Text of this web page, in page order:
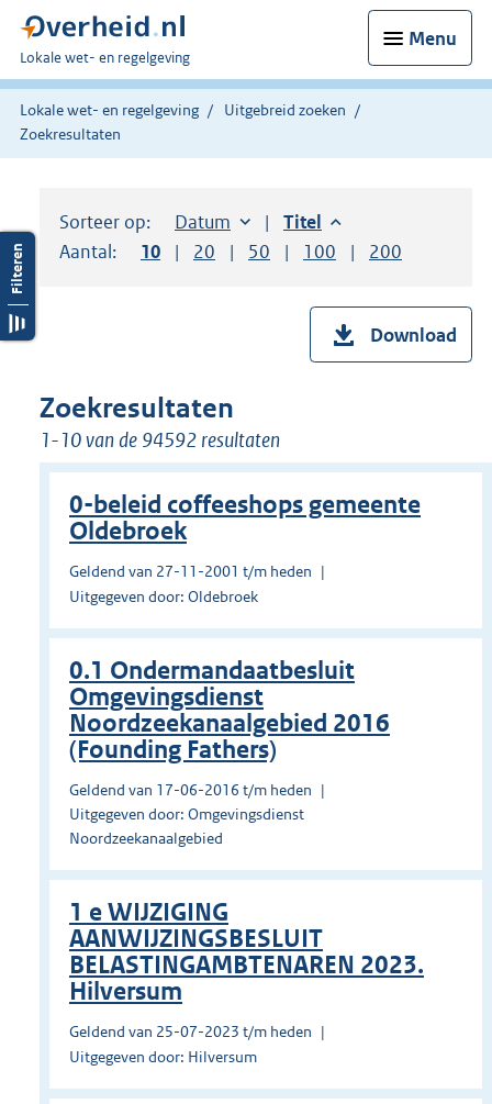
Menu
U
bent
hier:
Lokale wet- en regelgeving
Lokale wet- en regelgeving
Uitgebreid zoeken
Zoekresultaten
Sorteer op: Sorteer op:
Datum aflopendSorteer op:
Titel aflopend
Aantal:
Toon
10 resultaten per pagina
Toon
20 resultaten per pagina
Toon
50 resultaten per pagina
Toon
100 resultaten per
Toon
200
Download
Zoekresultaten
1-10 van de 94592 resultaten
0-beleid coffeeshops gemeente
Oldebroek
Geldend van 27-11-2001 t/m heden
Uitgegeven door: Oldebroek
0.1 Ondermandaatbesluit
Omgevingsdienst
Noordzeekanaalgebied 2016
(Founding Fathers)
Geldend van 17-06-2016 t/m heden
Uitgegeven door: Omgevingsdienst
Noordzeekanaalgebied
1 e WIJZIGING
AANWIJZINGSBESLUIT
BELASTINGAMBTENAREN 2023.
Hilversum
Geldend van 25-07-2023 t/m heden
Uitgegeven door: Hilversum